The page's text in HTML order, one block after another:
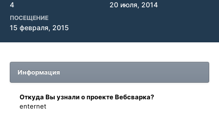
4 20 июля, 2014
ПОСЕЩЕНИЕ
15 февраля, 2015
Информация
Oткyдa Вы узнaли o проекте Вебсварка?
enternet